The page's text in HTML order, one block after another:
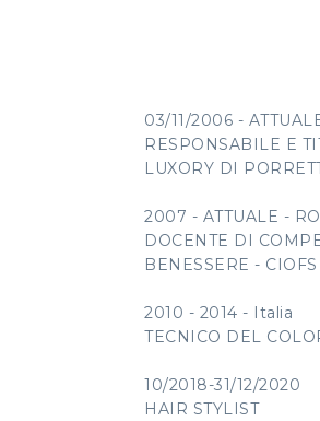
03/11/2006 -
RESPONSABILE E
LUXORY DI
2007 - ATTUALE -
DOCENTE DI
BENESSERE -
2010 - 2014 - Italia
TECNICO DEL
10/2018-31/12/2020
HAIR STYLIST